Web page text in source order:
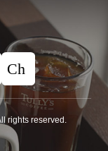
rights reserved.